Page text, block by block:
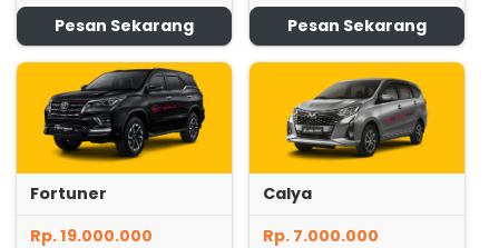
Pesan Sekarang Pesan Sekarang
Fortuner
Rp. 19.000.000
Calya
Rp. 7.000.000